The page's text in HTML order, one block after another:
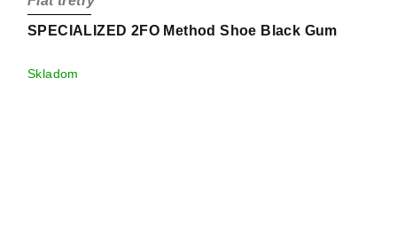
SPECIALIZED 2FO Method Shoe Black Gum
Skladom